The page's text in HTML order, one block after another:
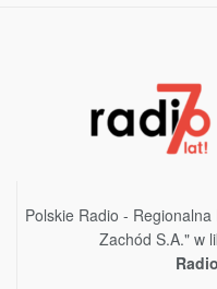
Polskie Radio -
Zachód S.A." w